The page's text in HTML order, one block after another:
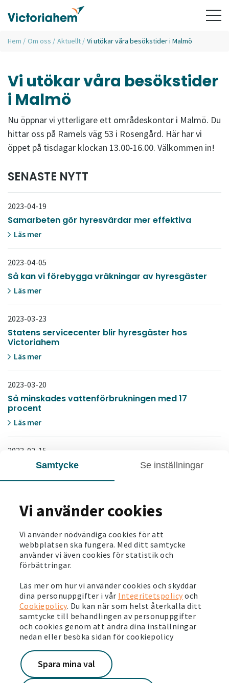
Samtycke Se inställningar
Vi använder cookies
Vi använder nödvändiga cookies för att
webbplatsen ska fungera. Med ditt samtycke
använder vi även cookies för statistik och
förbättringar.
Läs mer om hur vi använder cookies och skyddar
dina personuppgifter i vår Integritetspolicy och
Cookiepolicy. Du kan när som helst återkalla ditt
samtycke till behandlingen av personuppgifter
och cookies genom att ändra dina inställningar
nedan eller besöka sidan för cookiepolicy
Spara mina val
Hem / Om oss / Aktuellt / Vi utökar våra besökstider i Malmö
Vi utökar våra besökstider
i Malmö
Nu öppnar vi ytterligare ett områdeskontor i Malmö. Du
hittar oss på Ramels väg 53 i Rosengård. Här har vi
öppet på tisdagar klockan 13.00-16.00. Välkommen in!
SENASTE NYTT
2023-04-19
Samarbeten gör hyresvärdar mer effektiva
Läs mer
2023-04-05
Så kan vi förebygga vräkningar av hyresgäster
Läs mer
2023-03-23
Statens servicecenter blir hyresgäster hos
Victoriahem
Läs mer
2023-03-20
Så minskades vattenförbrukningen med 17
procent
Läs mer
2023-02-15
Nu är det dags att söka sommarjobb
Läs mer
Pressmeddelanden
Vill du få våra pressmeddelande till din mejl? Klicka
på länken för att göra en prenumeration, så missar
du inga viktiga nyheter från oss framöver.